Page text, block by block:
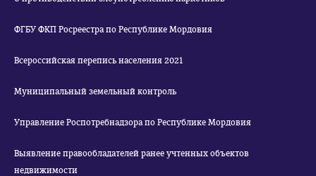
ФГБУ ФКП Росреестра по Республике Мордовия
Всероссийская перепись населения 2021
Муниципальный земельный контроль
Управление Роспотребнадзора по Республике Мордовия
Выявление правообладателей ранее учтенных объектов
недвижимости